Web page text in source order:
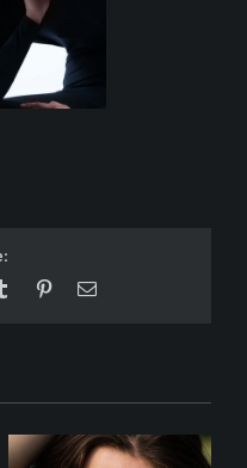
Tumblr PinterestEmail